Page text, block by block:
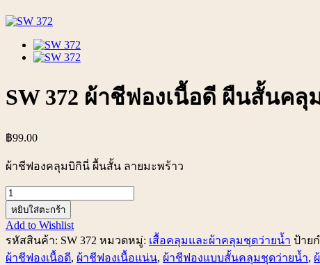
SW 372 ผ้าชีฟองเนื้อดี ผืนสั้นค
฿99.00
ผ้าชีฟองคลุมบิกินี่ ผื้นสั้น ลายมะพร้าว
จำนวน
SW
372
ผ้า
ชีฟอง
หยิบใส่ตะกร้า
Add to Wishlist
รหัสสินค้า: SW 372 หมวดหมู่: เสื้อคลุมและผ้าคลุมชุดว่ายน้ำ ป้าย
ผ้าชีฟองเนื้อดี, ผ้าชีฟองเนื้อแน่น, ผ้าชีฟองแบบสั้นคลุมชุดว่ายน้ำ,